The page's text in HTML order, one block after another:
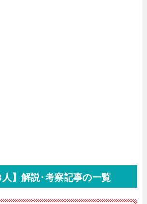
人】解説･考察記事の一覧